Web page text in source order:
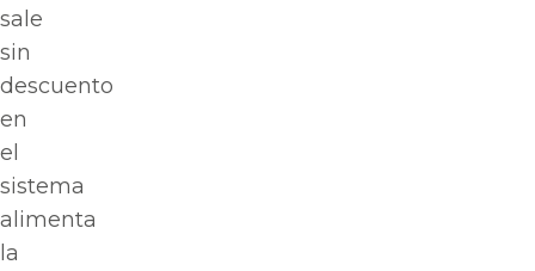
sale
sin
descuento
en
el
sistema
alimenta
la